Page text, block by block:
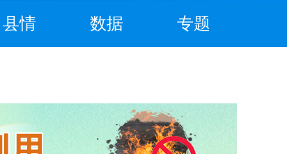
县情 数据 专题